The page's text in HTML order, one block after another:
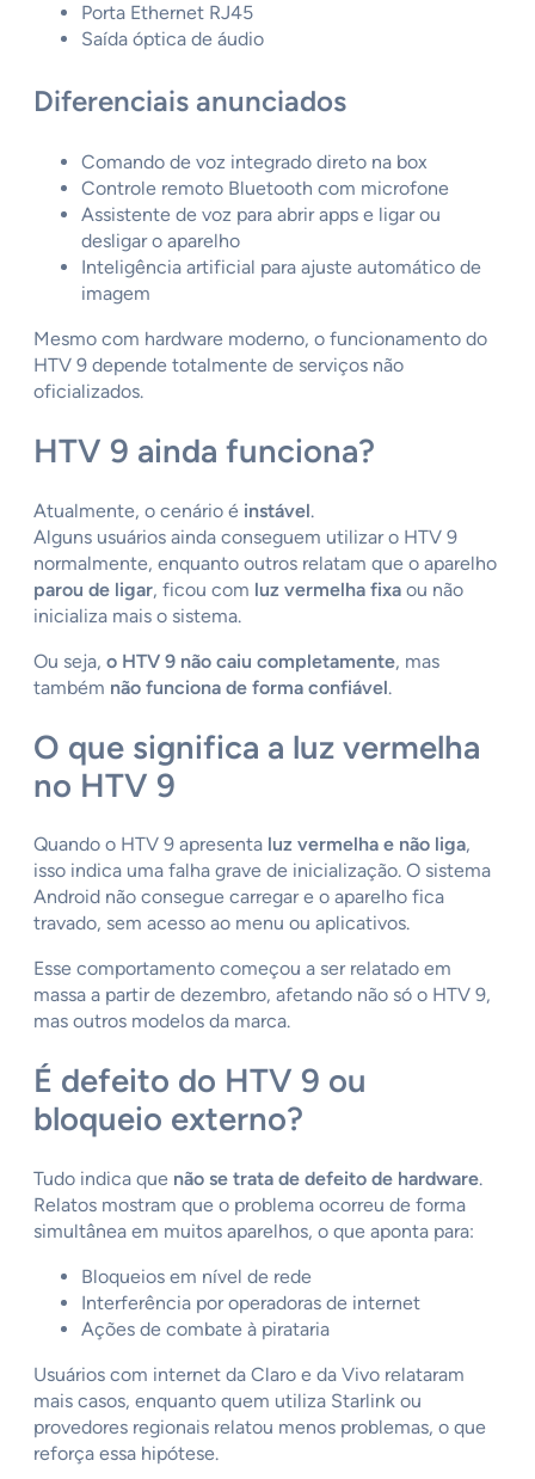
Porta Ethernet RJ45
Saída óptica de áudio
Diferenciais anunciados
Comando de voz integrado direto na box
Controle remoto Bluetooth com microfone
Assistente de voz para abrir apps e ligar ou
desligar o aparelho
Inteligência artificial para ajuste automático de
imagem
Mesmo com hardware moderno, o funcionamento do
HTV 9 depende totalmente de serviços não
oficializados.
HTV 9 ainda funciona?
Atualmente, o cenário é instável.
Alguns usuários ainda conseguem utilizar o HTV 9
normalmente, enquanto outros relatam que o aparelho
parou de ligar, ficou com luz vermelha fixa ou não
inicializa mais o sistema.
Ou seja, o HTV 9 não caiu completamente, mas
também não funciona de forma confiável.
O que significa a luz vermelha
no HTV 9
Quando o HTV 9 apresenta luz vermelha e não liga,
isso indica uma falha grave de inicialização. O sistema
Android não consegue carregar e o aparelho fica
travado, sem acesso ao menu ou aplicativos.
Esse comportamento começou a ser relatado em
massa a partir de dezembro, afetando não só o HTV 9,
mas outros modelos da marca.
É defeito do HTV 9 ou
bloqueio externo?
Tudo indica que não se trata de defeito de hardware.
Relatos mostram que o problema ocorreu de forma
simultânea em muitos aparelhos, o que aponta para:
Bloqueios em nível de rede
Interferência por operadoras de internet
Ações de combate à pirataria
Usuários com internet da Claro e da Vivo relataram
mais casos, enquanto quem utiliza Starlink ou
provedores regionais relatou menos problemas, o que
reforça essa hipótese.